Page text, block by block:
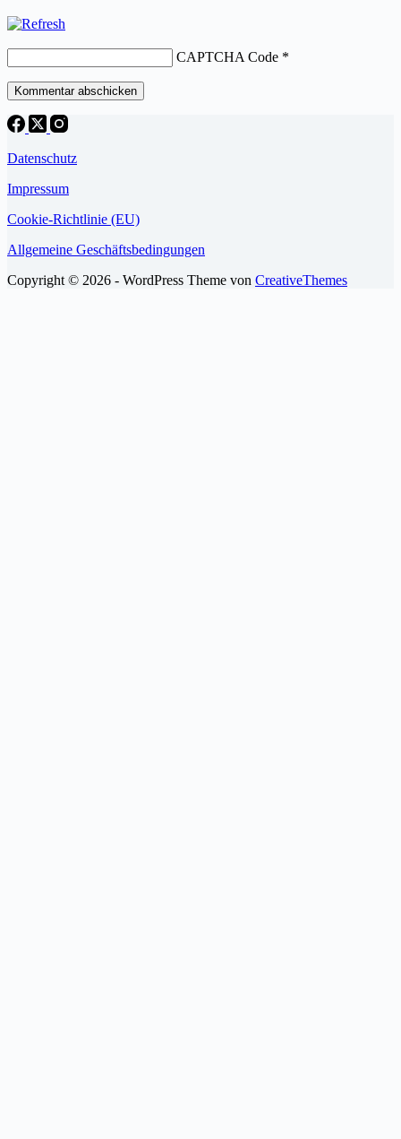
CAPTCHA Code *
Kommentar abschicken
Datenschutz
Impressum
Cookie-Richtlinie (EU)
Allgemeine Geschäftsbedingungen
Copyright © 2026 - WordPress Theme von CreativeThemes